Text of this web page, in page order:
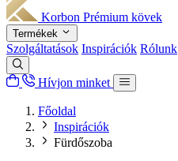
Korbon Prémium kövek
Termékek
Szolgáltatások Inspirációk Rólunk
Hívjon minket
Főoldal
Inspirációk
Fürdőszoba